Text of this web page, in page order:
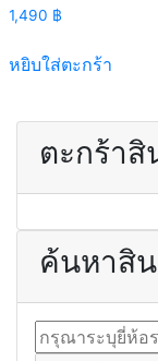
1,490 ฿
หยิบใส่ตะกร้า
ตะกร้าสิ
ค้นหาสิ